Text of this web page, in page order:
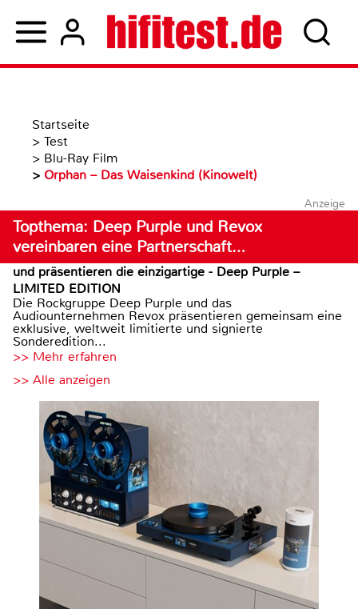
Startseite
> Test
> Blu-Ray Film
> Orphan – Das Waisenkind (Kinowelt)
Anzeige
Topthema: Deep Purple und Revox
vereinbaren eine Partnerschaft…
und präsentieren die einzigartige - Deep Purple –
LIMITED EDITION
Die Rockgruppe Deep Purple und das
Audiounternehmen Revox präsentieren gemeinsam eine
exklusive, weltweit limitierte und signierte
Sonderedition...
>> Mehr erfahren
>> Alle anzeigen